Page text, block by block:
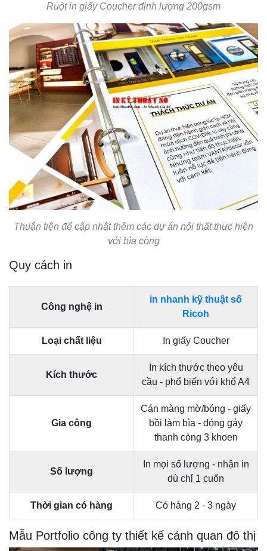
Ruột in giấy Coucher định lượng 200gsm
Thuận tiện để cập nhật thêm các dự án nội thất thực hiện
với bìa còng
Quy cách in
Công nghệ in
in nhanh kỹ thuật số
Ricoh
Loại chất liệu In giấy Coucher
Kích thước
In kích thước theo yêu
cầu - phổ biến với khổ A4
Gia công
Cán màng mờ/bóng - giấy
bồi làm bìa - đóng gáy
thanh còng 3 khoen
Số lượng
In mọi số lượng - nhận in
dù chỉ 1 cuốn
Thời gian có hàng Có hàng 2 - 3 ngày
Mẫu Portfolio công ty thiết kế cảnh quan đô thị